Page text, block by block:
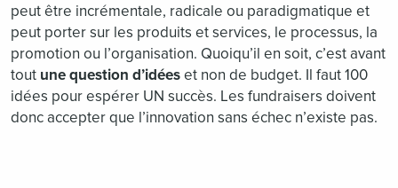
peut être incrémentale, radicale ou paradigmatique et
peut porter sur les produits et services, le processus, la
promotion ou l’organisation. Quoiqu’il en soit, c’est avant
tout une question d’idéeset non de budget. Il faut 100
idées pour espérer UN succès. Les fundraisers doivent
donc accepter que l’innovation sans échec n’existe pas.